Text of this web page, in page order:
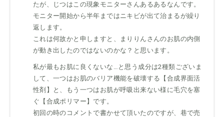
たが、じつはこの現象モニターさんあるあるなんです。
モニター開始から半年まではニキビが出て治まるが繰り
返します。
これは何故かと申しますと、まりりんさんのお肌の内側
が動き出したのではないのかな？と思います。
私が最もお肌に良くないな…と思う成分は2種類ございま
して、一つはお肌のバリア機能を破壊する【合成界面活
性剤】と、もう一つはお肌が呼吸出来ない様に毛穴を塞
ぐ【合成ポリマー】です。
初回の時のコメントで書かせて頂いたのですが、巷で売